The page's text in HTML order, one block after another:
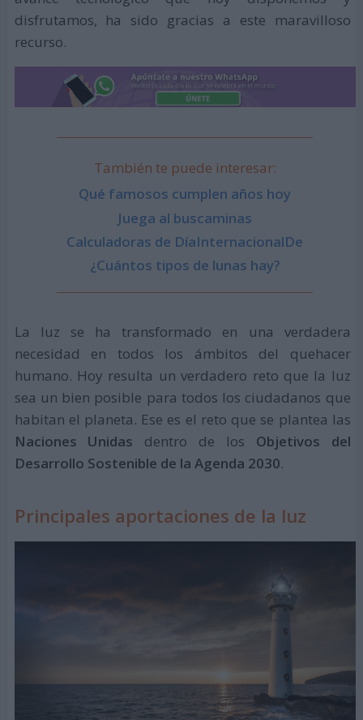
disfrutamos, ha sido gracias a este maravilloso
recurso.
También te puede interesar:
Qué famosos cumplen años hoy
Juega al buscaminas
Calculadoras de DíaInternacionalDe
¿Cuántos tipos de lunas hay?
La luz se ha transformado en una verdadera
necesidad en todos los ámbitos del quehacer
humano. Hoy resulta un verdadero reto que la luz
sea un bien posible para todos los ciudadanos que
habitan el planeta. Ese es el reto que se plantea las
Naciones Unidas dentro de los Objetivos del
Desarrollo Sostenible de la Agenda 2030.
Principales aportaciones de la luz